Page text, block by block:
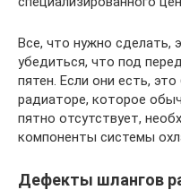
Все, что нужно сделать,
убедиться, что под
пятен. Если они есть,
радиаторе, которое
пятно отсутствует,
компоненты системы
Дефекты шлангов